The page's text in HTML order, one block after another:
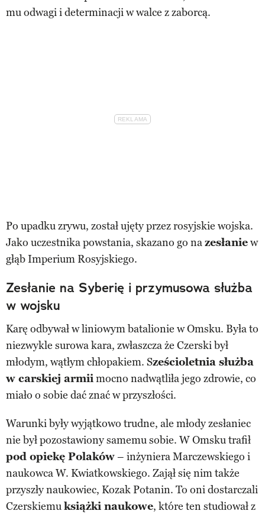
mu odwagi i determinacji w walce z zaborcą.
Po upadku zrywu, został ujęty przez rosyjskie wojska.
Jako uczestnika powstania, skazano go nazesłaniew
głąb Imperium Rosyjskiego.
Zesłanie na Syberię i przymusowa służba
w wojsku
Karę odbywał w liniowym batalionie w Omsku. Była to
niezwykle surowa kara, zwłaszcza że Czerski był
młodym, wątłym chłopakiem. Sześcioletnia służba
w carskiej armiimocno nadwątliła jego zdrowie, co
miało o sobie dać znać w przyszłości.
Warunki były wyjątkowo trudne, ale młody zesłaniec
nie był pozostawiony samemu sobie. W Omsku trafił
pod opiekę Polaków– inżyniera Marczewskiego i
naukowca W. Kwiatkowskiego. Zajął się nim także
przyszły naukowiec, Kozak Potanin. To oni dostarczali
Czerskiemuksiążki naukowe, które ten studiował z